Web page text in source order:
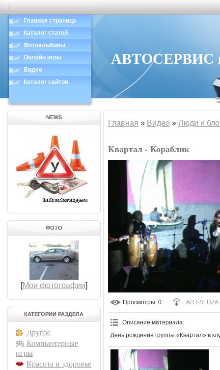
Главная страница
Каталог статей
Фотоальбомы
Онлайн игры
Видео
Каталог сайтов
АВТОСЕРВИС в
NEWS
ФОТО
[Мои фотографии]
КАТЕГОРИИ РАЗДЕЛА
Другое
Компьютерные
игры
Красота и здоровье
Главная » Видео » Люди и
Квартал - Кораблик
Просмотры: 0 ART-SLUZA
Описание материала:
День рождения группы «Квартал» в